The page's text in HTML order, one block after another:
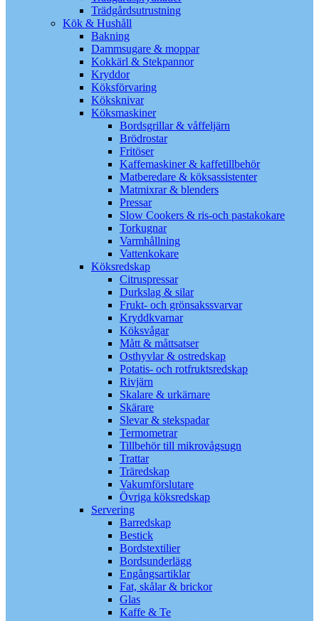
Trädgårdsutrustning
Kök & Hushåll
Bakning
Dammsugare & moppar
Kokkärl & Stekpannor
Kryddor
Köksförvaring
Köksknivar
Köksmaskiner
Bordsgrillar & våffeljärn
Brödrostar
Fritöser
Kaffemaskiner & kaffetillbehör
Matberedare & köksassistenter
Matmixrar & blenders
Pressar
Slow Cookers & ris-och pastakokare
Torkugnar
Varmhållning
Vattenkokare
Köksredskap
Citruspressar
Durkslag & silar
Frukt- och grönsakssvarvar
Kryddkvarnar
Köksvågar
Mått & måttsatser
Osthyvlar & ostredskap
Potatis- och rotfruktsredskap
Rivjärn
Skalare & urkärnare
Skärare
Slevar & stekspadar
Termometrar
Tillbehör till mikrovågsugn
Trattar
Träredskap
Vakumförslutare
Övriga köksredskap
Servering
Barredskap
Bestick
Bordstextilier
Bordsunderlägg
Engångsartiklar
Fat, skålar & brickor
Glas
Kaffe & Te